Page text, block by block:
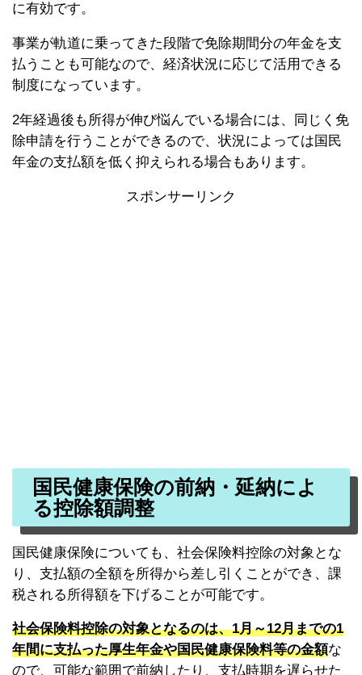
に有効です。
事業が軌道に乗ってきた段階で免除期間分の年金を支
払うことも可能なので、経済状況に応じて活用できる
制度になっています。
2年経過後も所得が伸び悩んでいる場合には、同じく免
除申請を行うことができるので、状況によっては国民
年金の支払額を低く抑えられる場合もあります。
スポンサーリンク
国民健康保険の前納・延納によ
る控除額調整
国民健康保険についても、社会保険料控除の対象とな
り、支払額の全額を所得から差し引くことができ、課
税される所得額を下げることが可能です。
社会保険料控除の対象となるのは、1月～12月までの1
年間に支払った厚生年金や国民健康保険料等の金額な
ので、可能な範囲で前納したり、支払時期を遅らせた